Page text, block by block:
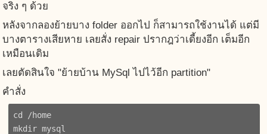
จริง ๆ ด้วย
หลังจากลองย้ายบาง folder ออกไป ก็สามารถใช้งานได้ แต่มี
บางตารางเสียหาย เลยสั่ง repair ปรากฎว่าเดี้ยงอีก เต็มอีก
เหมือนเดิม
เลยตัดสินใจ "ย้ายบ้าน MySql ไปไว้อีก partition"
คำสั่ง
cd /home
mkdir mysql